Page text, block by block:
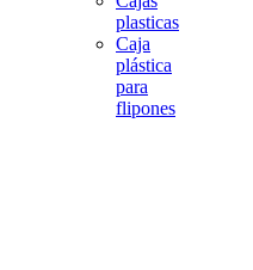
plasticas
Caja
plástica
para
flipones